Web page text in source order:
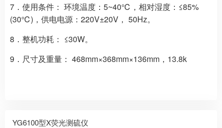
7．使用条件： 环境温度：5~40℃，相对湿度：≤85%
(30℃)，供电电源：220V±20V， 50Hz。
8．整机功耗： ≤30W。
9．尺寸及重量： 468mm×368mm×136mm，13.8k
YG6100型X荧光测硫仪